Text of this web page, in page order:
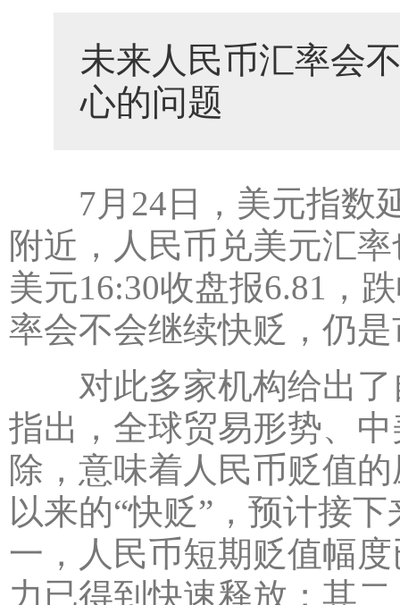
未来人民币汇率会
心的问题
7月24日，美元指数延
附近，人民币兑美元汇
美元16:30收盘报6.81，
率会不会继续快贬，仍
对此多家机构给出了
指出，全球贸易形势、
除，意味着人民币贬值
以来的“快贬”，预计接
一，人民币短期贬值幅
力已得到快速释放；其